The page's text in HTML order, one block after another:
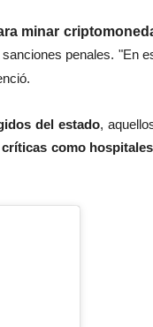
minar
penales. "En
del estado,
como hospitales